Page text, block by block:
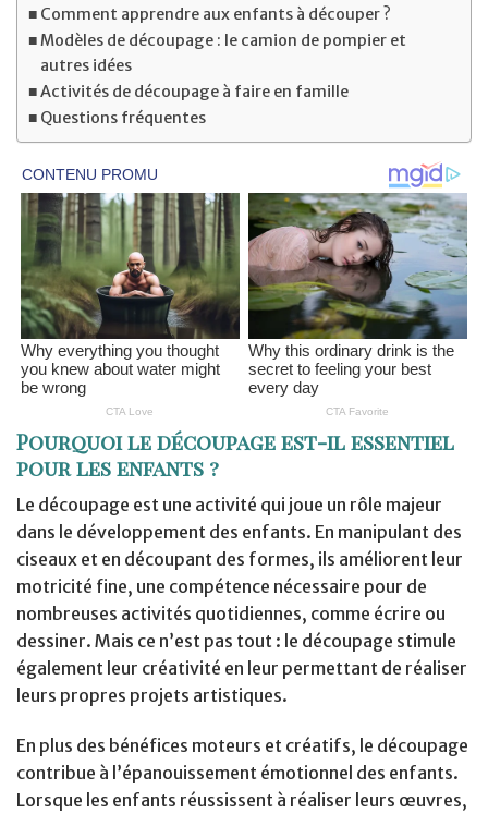
Comment apprendre aux enfants à découper ?
Modèles de découpage : le camion de pompier et
autres idées
Activités de découpage à faire en famille
Questions fréquentes
Pourquoi le découpage est-il essentiel
pour les enfants ?
Le découpage est une activité qui joue un rôle majeur
dans le développement des enfants. En manipulant des
ciseaux et en découpant des formes, ils améliorent leur
motricité fine, une compétence nécessaire pour de
nombreuses activités quotidiennes, comme écrire ou
dessiner. Mais ce n’est pas tout : le découpage stimule
également leur créativité en leur permettant de réaliser
leurs propres projets artistiques.
En plus des bénéfices moteurs et créatifs, le découpage
contribue à l’épanouissement émotionnel des enfants.
Lorsque les enfants réussissent à réaliser leurs œuvres,